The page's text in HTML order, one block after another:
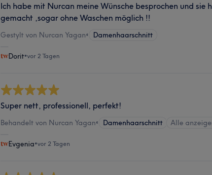
Ich habe mit Nurcan meine Wünsche besprochen und sie
gemacht ,sogar ohne Waschen möglich !!
Gestylt von Nurcan Yagan• Damenhaarschnitt
Dorit•vor 2 Tagen
Super nett, professionell, perfekt!
Behandelt von Nurcan Yagan• Damenhaarschnitt Alle
Evgenia•vor 2 Tagen